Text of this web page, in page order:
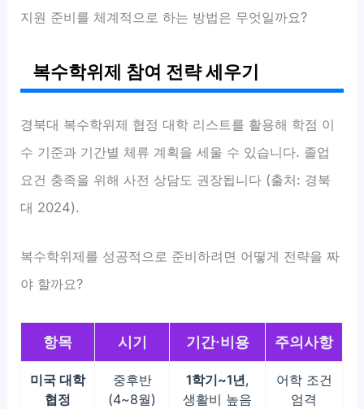
지원 준비를 체계적으로 하는 방법은 무엇일까요?
복수학위제 참여 전략 세우기
경북대 복수학위제 협정 대학 리스트를 활용해 학점 이
수 기준과 기간별 체류 계획을 세울 수 있습니다. 졸업
요건 충족을 위해 사전 상담도 권장됩니다 (출처: 경북
대 2024).
복수학위제를 성공적으로 준비하려면 어떻게 전략을 짜
야 할까요?
항목 시기 기간·비용 주의사항
미국 대학
협정
중후반
(4~8월)
1학기~1년,
생활비 높음
어학 조건
엄격